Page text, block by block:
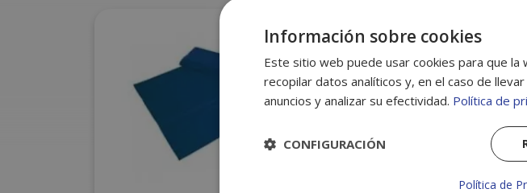
Información sobre cookies
Este sitio web puede usar cookies para que
recopilar datos analíticos y, en el caso de
anuncios y analizar su efectividad. Política de
CONFIGURACIÓN
Política de